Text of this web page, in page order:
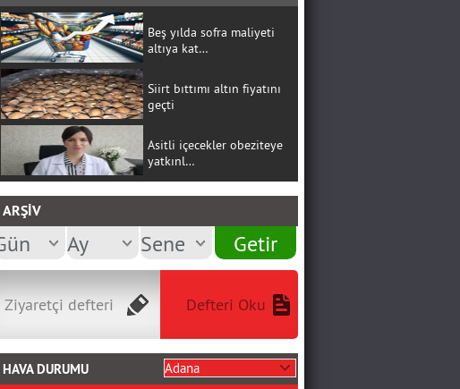
Beş yılda sofra maliyeti
altıya kat…
Siirt bıttımı altın fiyatını
geçti
Asitli içecekler obeziteye
yatkınl…
ARŞİV
Ziyaretçi defteri Defteri Oku
HAVA DURUMU